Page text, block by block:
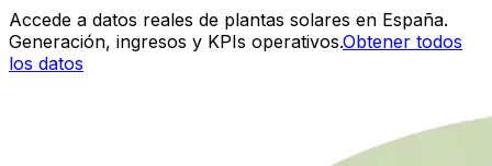
Accede a datos reales de plantas solares en España.
Generación, ingresos y KPIs operativos.Obtener todos
los datos